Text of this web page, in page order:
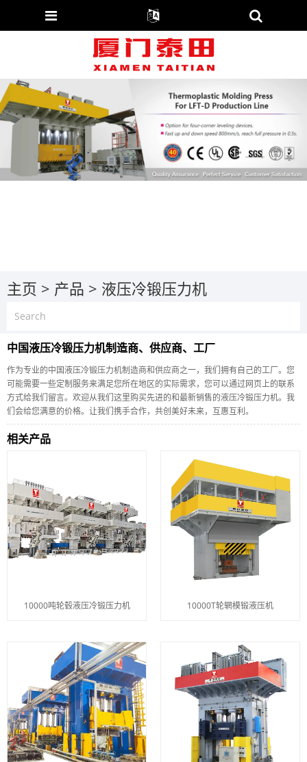
主页 > 产品 > 液压冷锻压力机
中国液压冷锻压力机制造商、供应商、工厂
作为专业的中国液压冷锻压力机制造商和供应商之一，我们拥有自己的工厂。您
可能需要一些定制服务来满足您所在地区的实际需求，您可以通过网页上的联系
方式给我们留言。欢迎从我们这里购买先进的和最新销售的液压冷锻压力机。我
们会给您满意的价格。让我们携手合作，共创美好未来，互惠互利。
相关产品
10000吨轮毂液压冷锻压力机 10000T轮辋模锻液压机